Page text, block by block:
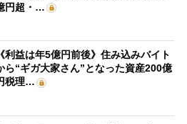
円超・…
《利益は年5億円前後》住み込みバイト
ら“ギガ大家さん”となった資産200億
税理…